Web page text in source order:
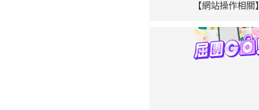
【網站操作相關】